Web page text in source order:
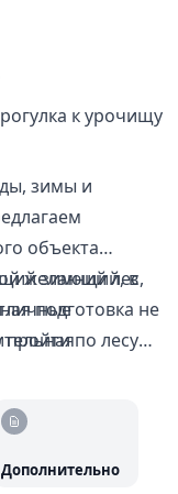
к урочищу
зимы и
объекта
зимний лес,
желающий, в
подготовка не
по лесу
может быть в
Дополнительно